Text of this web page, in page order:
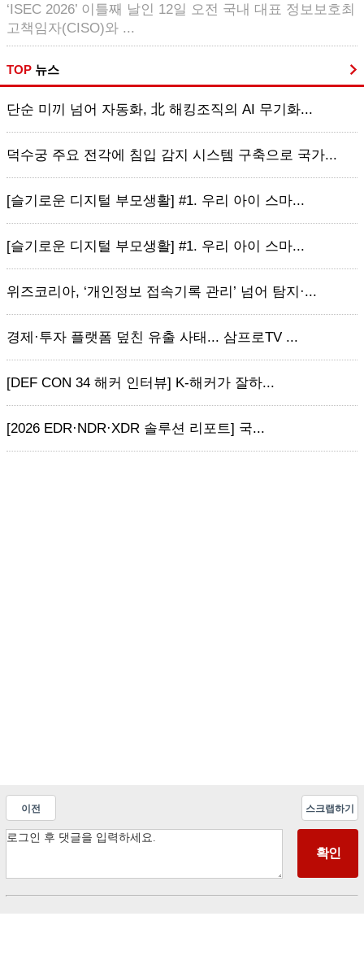
‘ISEC 2026’ 이틀째 날인 12일 오전 국내 대표 정보보호최
고책임자(CISO)와 ...
TOP 뉴스
단순 미끼 넘어 자동화, 北 해킹조직의 AI 무기화...
덕수궁 주요 전각에 침입 감지 시스템 구축으로 국가...
[슬기로운 디지털 부모생활] #1. 우리 아이 스마...
[슬기로운 디지털 부모생활] #1. 우리 아이 스마...
위즈코리아, ‘개인정보 접속기록 관리’ 넘어 탐지·...
경제·투자 플랫폼 덮친 유출 사태... 삼프로TV ...
[DEF CON 34 해커 인터뷰] K-해커가 잘하...
[2026 EDR·NDR·XDR 솔루션 리포트] 국...
이전 스크랩하기